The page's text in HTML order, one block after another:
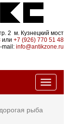
2 м. Кузнецкий мост
или +7 (926) 770 51 48
mail: info@antikzone.ru
рыба